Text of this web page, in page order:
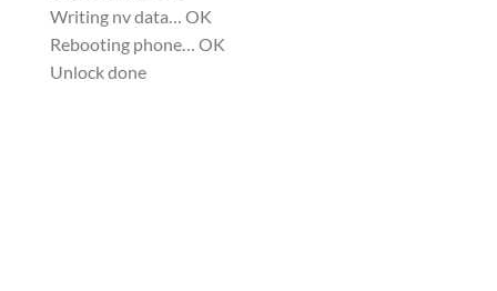
Writing nv data… OK
Rebooting phone… OK
Unlock done